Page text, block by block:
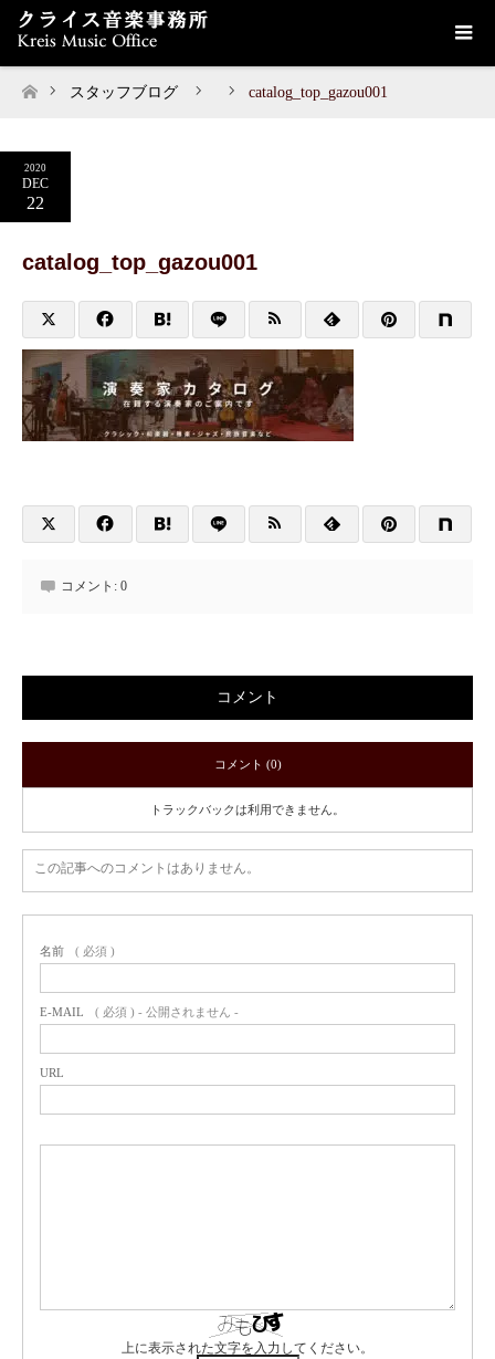
スタッフブログ catalog_top_gazou001
2020
DEC
22
catalog_top_gazou001
コメント: 0
コメント
コメント (0)
トラックバックは利用できません。
この記事へのコメントはありません。
名前 ( 必須 )
E-MAIL ( 必須 ) - 公開されません -
URL
上に表示された文字を入力してください。